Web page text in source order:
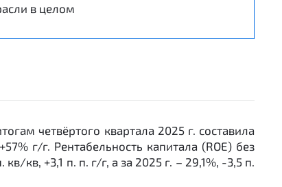
в целом
четвёртого квартала 2025 г. составила
г/г. Рентабельность капитала (ROE) без
кв, +3,1 п. п. г/г, а за 2025 г. – 29,1%, -3,5 п.